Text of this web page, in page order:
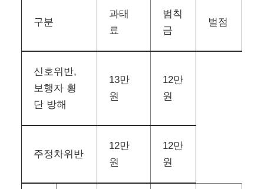
구분
과태
료
범칙
금
벌점
신호위반,
보행자 횡
단 방해
13만
원
12만
원
주정차위반
12만
원
12만
원